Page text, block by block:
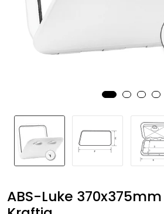
ABS-Luke
Fritid/Sikkerhet
Båtpleie/Opplag
Nyheter